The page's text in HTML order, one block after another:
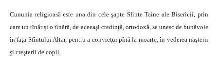
Cununia religioasă este una din cele şapte Sfinte Taine ale Bisericii, prin
care un tînăr şi o tînără, de aceeaşi credinţă, ortodoxă, se unesc de bunăvoie
în faţa Sfîntului Altar, pentru a convieţui pînă la moarte, în vederea naşterii
şi creşterii de copii.